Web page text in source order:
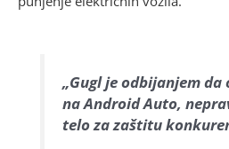
„Gugl je odbijanjem
na Android Auto,
telo za zaštitu